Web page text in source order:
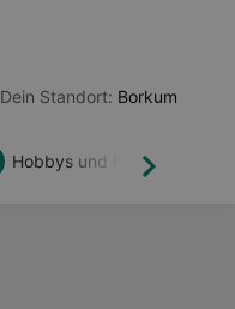
Dein Standort: Borkum
Weiter
Hobbys und Freizeit